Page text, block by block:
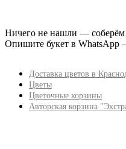
Ничего не нашли — соберём
Опишите букет в WhatsApp
Доставка цветов в
Цветы
Цветочные корзины
Авторская корзина